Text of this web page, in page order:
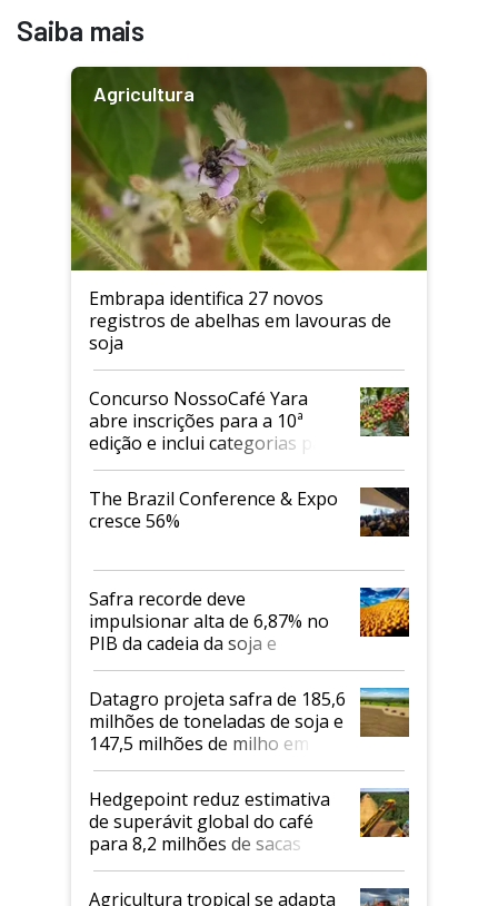
Saiba mais
Agricultura
Embrapa identifica 27 novos
registros de abelhas em lavouras de
soja
Concurso NossoCafé Yara
abre inscrições para a 10ª
edição e inclui categorias para
cafés Canephora
The Brazil Conference & Expo
cresce 56%
Safra recorde deve
impulsionar alta de 6,87% no
PIB da cadeia da soja e
biodiesel em 2026
Datagro projeta safra de 185,6
milhões de toneladas de soja e
147,5 milhões de milho em
2026/27
Hedgepoint reduz estimativa
de superávit global do café
para 8,2 milhões de sacas
Agricultura tropical se adapta